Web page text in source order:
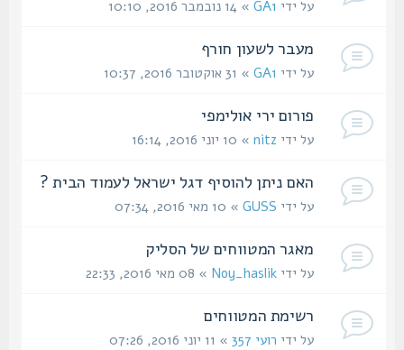
על ידיGA1 » 14 נובמבר 2016, 10:10
מעבר לשעון חורף
על ידיGA1 » 31 אוקטובר 2016, 10:37
פורום ירי אולימפי
על ידיnitz » 10 יוני 2016, 16:14
האם ניתן להוסיף דגל ישראל לעמוד הבית ?
על ידיGUSS» 10 מאי 2016, 07:34
מאגר המטווחים של הסליק
על ידיNoy_haslik» 08 מאי 2016, 22:33
רשימת המטווחים
על ידירועי 357 » 11 יוני 2016, 07:26